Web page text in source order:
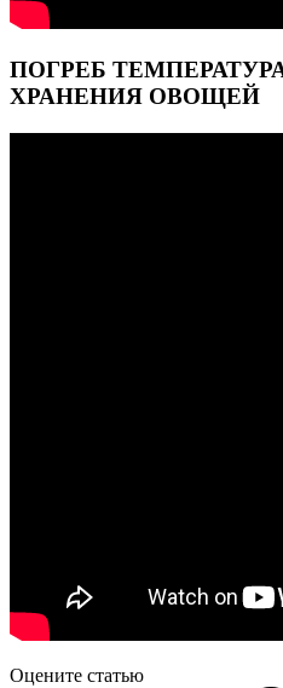
ПОГРЕБ
ХРАНЕНИЯ ОВОЩЕЙ
Оцените статью